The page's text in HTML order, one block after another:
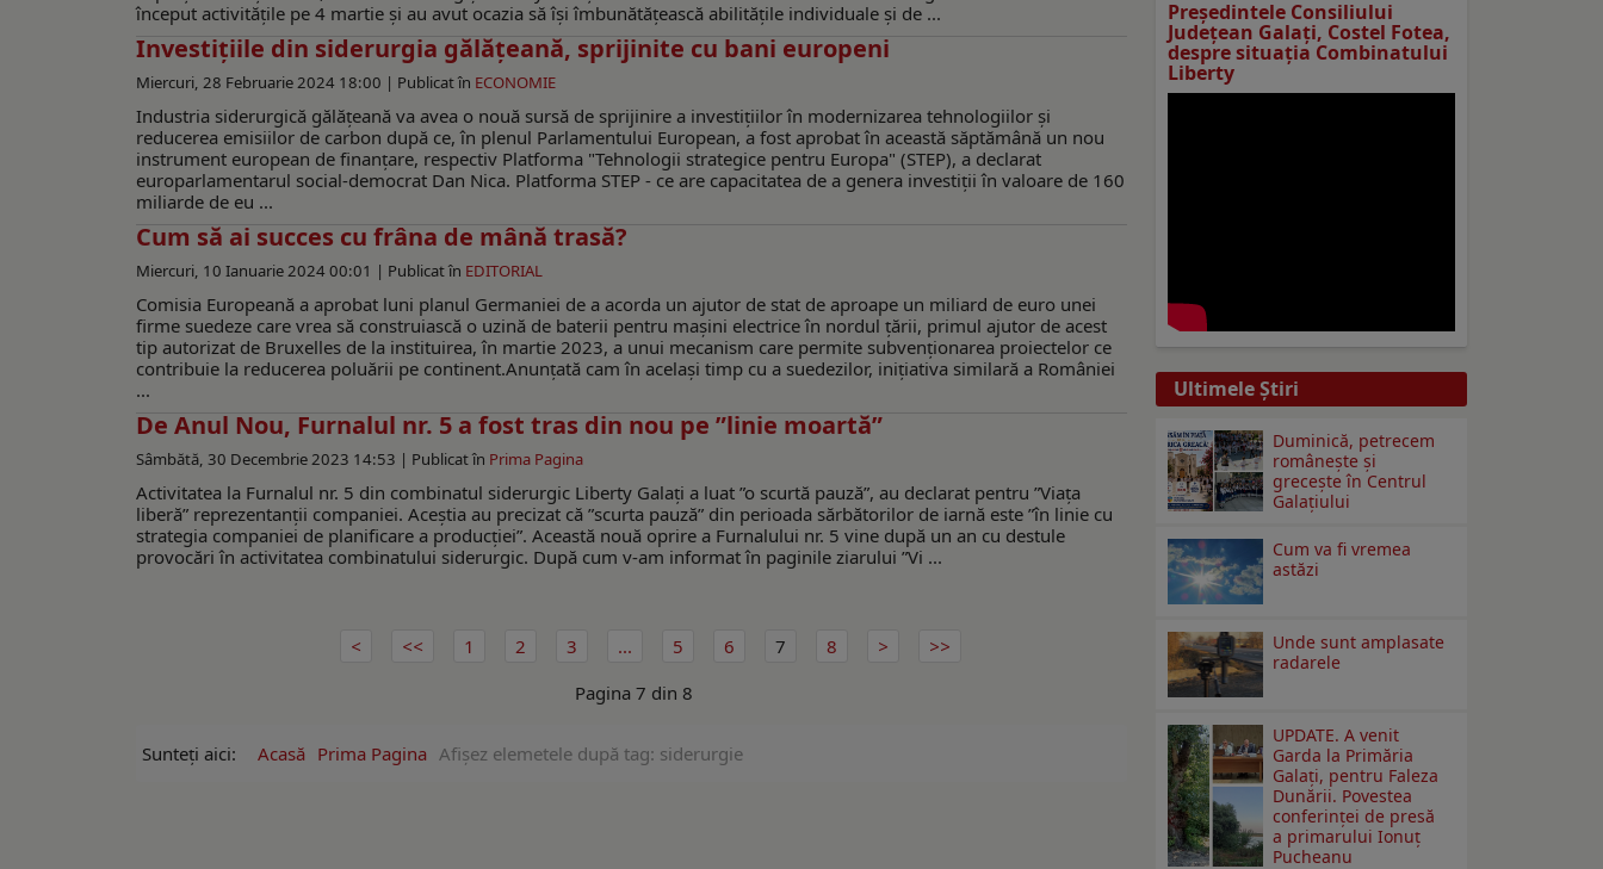
început activitățile pe 4 martie și au avut ocazia să își îmbunătățească abilitățile individuale și de ...
Investițiile din siderurgia gălățeană, sprijinite cu bani europeni
Miercuri, 28 Februarie 2024 18:00 | Publicat în ECONOMIE
Industria siderurgică gălățeană va avea o nouă sursă de sprijinire a investițiilor în modernizarea tehnologiilor și
reducerea emisiilor de carbon după ce, în plenul Parlamentului European, a fost aprobat în această săptămână un nou
instrument european de finanțare, respectiv Platforma "Tehnologii strategice pentru Europa" (STEP), a declarat
europarlamentarul social-democrat Dan Nica. Platforma STEP - ce are capacitatea de a genera investiții în valoare de 160
miliarde de eu ...
Cum să ai succes cu frâna de mână trasă?
Miercuri, 10 Ianuarie 2024 00:01 | Publicat în EDITORIAL
Comisia Europeană a aprobat luni planul Germaniei de a acorda un ajutor de stat de aproape un miliard de euro unei
firme suedeze care vrea să construiască o uzină de baterii pentru maşini electrice în nordul ţării, primul ajutor de acest
tip autorizat de Bruxelles de la instituirea, în martie 2023, a unui mecanism care permite subvenţionarea proiectelor ce
contribuie la reducerea poluării pe continent.Anunţată cam în acelaşi timp cu a suedezilor, iniţiativa similară a României
...
De Anul Nou, Furnalul nr. 5 a fost tras din nou pe ”linie moartă”
Sâmbătă, 30 Decembrie 2023 14:53 | Publicat în Prima Pagina
Activitatea la Furnalul nr. 5 din combinatul siderurgic Liberty Galați a luat ”o scurtă pauză”, au declarat pentru ”Viața
liberă” reprezentanții companiei. Aceștia au precizat că ”scurta pauză” din perioada sărbătorilor de iarnă este ”în linie cu
strategia companiei de planificare a producției”. Această nouă oprire a Furnalului nr. 5 vine după un an cu destule
provocări în activitatea combinatului siderurgic. După cum v-am informat în paginile ziarului ”Vi ...
1 2 3 ... 5 6 7
8
Pagina 7 din 8
Sunteți aici: Acasă Prima Pagina Afişez elemetele după tag: siderurgie
Preşedintele Consiliului
Judeţean Galaţi, Costel Fotea,
despre situaţia Combinatului
Liberty
Ultimele Ştiri
Duminică, petrecem
româneşte şi
greceşte în Centrul
Galaţiului
Cum va fi vremea
astăzi
Unde sunt amplasate
radarele
UPDATE. A venit
Garda la Primăria
Galaţi, pentru Faleza
Dunării. Povestea
conferinţei de presă
a primarului Ionuţ
Pucheanu